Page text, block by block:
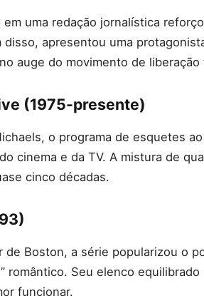
uma redação jornalística
disso, apresentou uma
auge do movimento de liberação
(1975-presente)
o programa de esquetes
cinema e da TV. A mistura de
cinco décadas.
de Boston, a série popularizou o
romântico. Seu elenco
funcionar.